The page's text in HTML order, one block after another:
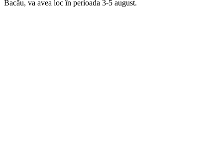
Bacău, va avea loc în perioada 3-5 august.